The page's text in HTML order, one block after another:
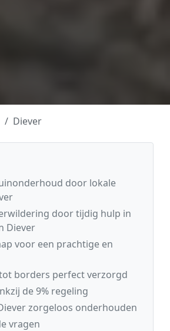
Diever
door lokale
door tijdig hulp in
Diever
voor een prachtige en
borders perfect verzorgd
de 9% regeling
zorgeloos onderhouden
vragen